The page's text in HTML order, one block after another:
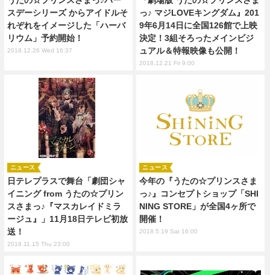
スデーシリーズ からアイドルそ
れぞれをイメージした「ハーバ
リウム」予約開始！
2018.12.26 Wed 16:37
っ♪ マジLOVEキングダム』201
9年6月14日に全国126館で上映
決定！3組そろったメインビジ
ュアル＆特報映像も公開！
2018.12.21 Fri 9:00
日テレプラスで舞台「劇団シャ
イニング from うたの☆プリン
スさまっ♪『マスカレイドミラ
ージュ』」11月18日テレビ初放
送！
ニュース
2018.11.15 Thu 23:00
今年の『うたの☆プリンスさま
っ♪』コンセプトショップ「SHI
NING STORE」が全国4ヶ所で
開催！
ニュース
2018.5.19 Sat 16:00